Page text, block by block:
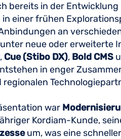
bereits in der
einer frühen
an
neue oder erweiterte
, Cue (Stibo DX), Bold CMS
in enger
war
Kordiam-Kunde,
um, was eine